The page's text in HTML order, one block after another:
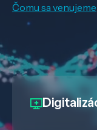
Čomu sa venujeme